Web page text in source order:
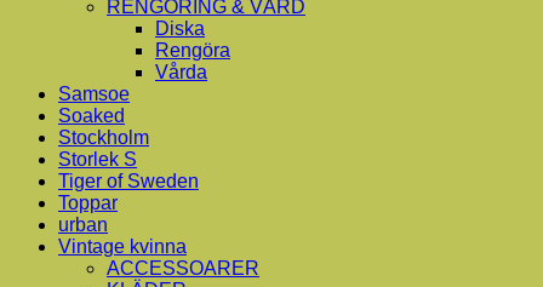
RENGÖRING & VÅRD
Diska
Rengöra
Vårda
Samsoe
Soaked
Stockholm
Storlek S
Tiger of Sweden
Toppar
urban
Vintage kvinna
ACCESSOARER